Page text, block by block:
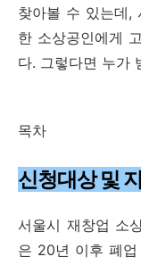
찾아볼 수 있는데,
한 소상공인에게
다. 그렇다면 누가
목차
신청대상 및
서울시 재창업 소
은 20년 이후 폐